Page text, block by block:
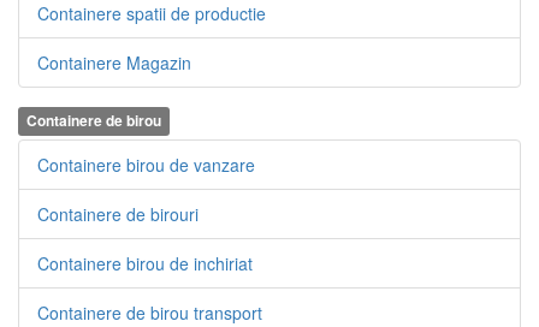
Containere spatii de productie
Containere Magazin
Containere de birou
Containere birou de vanzare
Containere de birouri
Containere birou de inchiriat
Containere de birou transport